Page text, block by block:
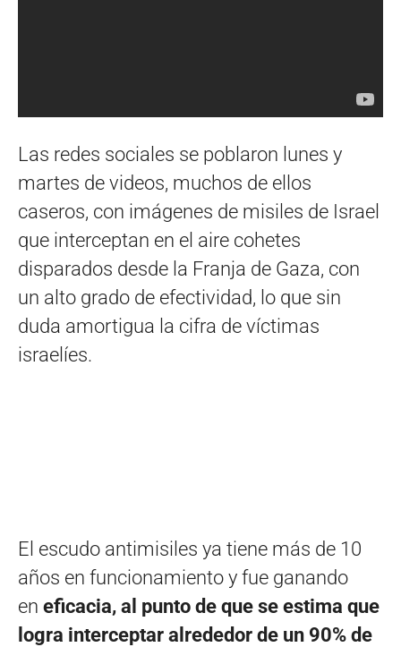
Las redes sociales se poblaron lunes y
martes de videos, muchos de ellos
caseros, con imágenes de misiles de Israel
que interceptan en el aire cohetes
disparados desde la Franja de Gaza, con
un alto grado de efectividad, lo que sin
duda amortigua la cifra de víctimas
israelíes.
El escudo antimisiles ya tiene más de 10
años en funcionamiento y fue ganando
en eficacia, al punto de que se estima que
logra interceptar alrededor de un 90% de